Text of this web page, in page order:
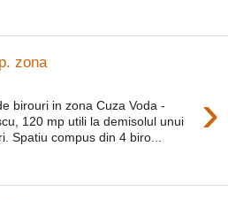
zona
›
birouri in zona Cuza Voda -
120 mp utili la demisolul unui
Spatiu compus din 4 biro...